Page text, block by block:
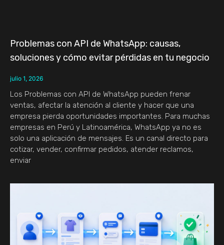
Problemas con API de WhatsApp: causas,
soluciones y cómo evitar pérdidas en tu negocio
julio 1, 2026
Los Problemas con API de WhatsApp pueden frenar
ventas, afectar la atención al cliente y hacer que una
empresa pierda oportunidades importantes. Para muchas
empresas en Perú y Latinoamérica, WhatsApp ya no es
solo una aplicación de mensajes. Es un canal directo para
cotizar, vender, confirmar pedidos, atender reclamos,
enviar